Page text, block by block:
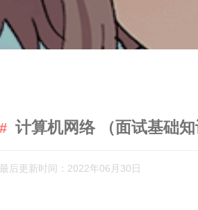
计算机网络 （面试基础知
最后更新时间：2022年06月30日